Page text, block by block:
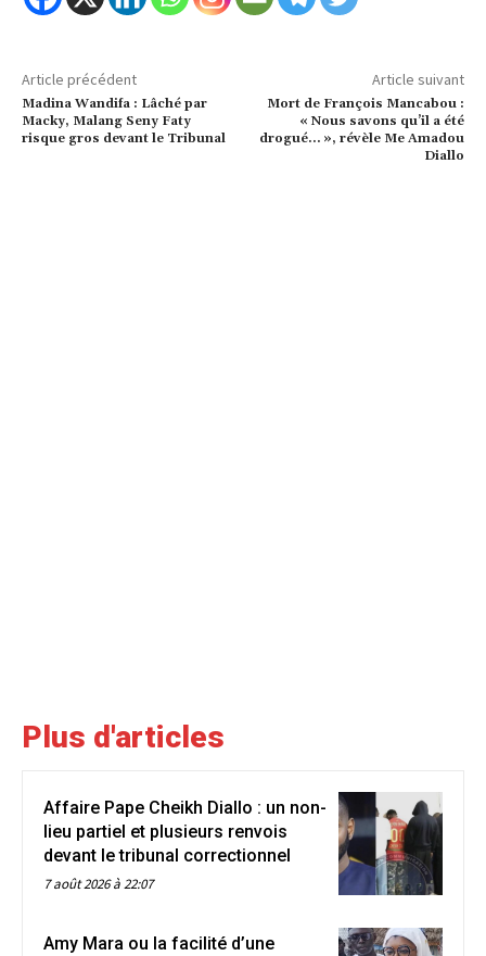
Article précédent
Madina Wandifa : Lâché par
Macky, Malang Seny Faty
risque gros devant le Tribunal
Article suivant
Mort de François Mancabou :
« Nous savons qu’il a été
drogué… », révèle Me Amadou
Diallo
Plus d'articles
Affaire Pape Cheikh Diallo : un non-
lieu partiel et plusieurs renvois
devant le tribunal correctionnel
7 août 2026 à 22:07
Amy Mara ou la facilité d’une